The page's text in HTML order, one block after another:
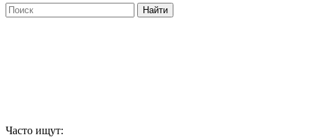
Часто ищут: